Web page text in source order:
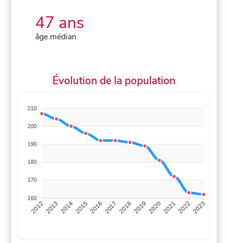
47 ans
âge médian
Évolution de la population
210
200
190
180
170
160
201220132014201520162017 20182019 2020202120222023